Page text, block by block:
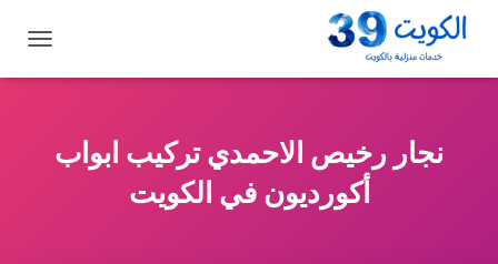
ب
نجار رخيص الاحمدي تركيب ابواب
أكورديون في الكويت